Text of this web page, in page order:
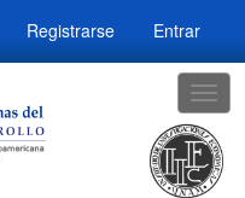
Registrarse Entrar